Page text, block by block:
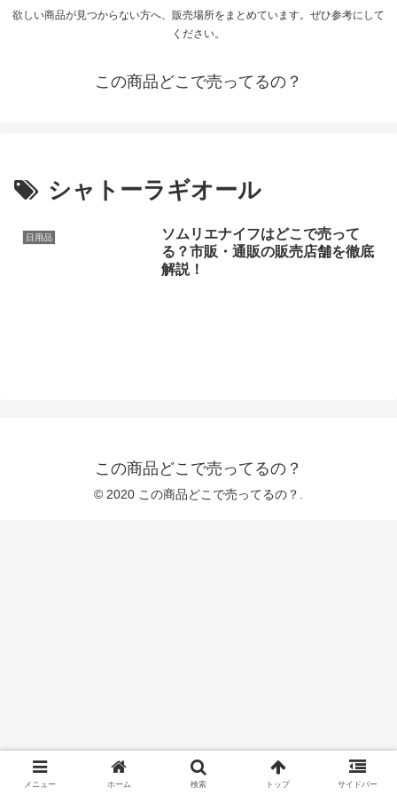
欲しい商品が見つからない方へ、販売場所をまとめています。ぜひ参考にして
ください。
この商品どこで売ってるの？
シャトーラギオール
日用品
ソムリエナイフはどこで売って
る？市販・通販の販売店舗を徹底
解説！
この商品どこで売ってるの？
© 2020 この商品どこで売ってるの？.
メニュー ホーム 検索 トップ サイドバー